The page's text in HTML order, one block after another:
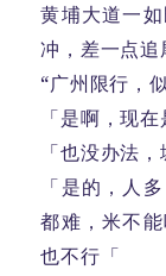
黄埔大道一
冲，差一点追
“广州限行，
「是啊，现在
「也没办法
「是的，人
都难，米不
也不行「